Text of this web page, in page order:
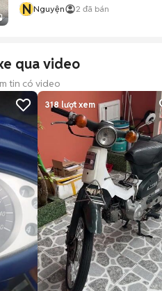
N Nguyện 2 đã bán
qua video
tin có video
318 lượt xem